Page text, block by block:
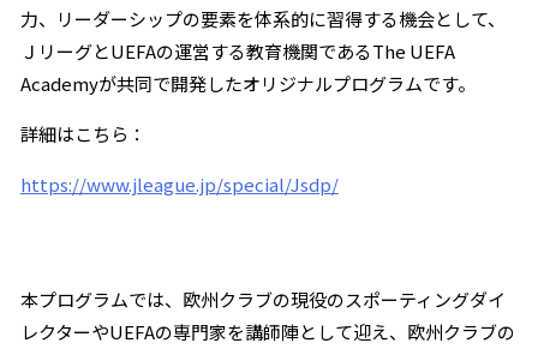
力、リーダーシップの要素を体系的に習得する機会として、
ＪリーグとUEFAの運営する教育機関であるThe UEFA
Academyが共同で開発したオリジナルプログラムです。
詳細はこちら：
https://www.jleague.jp/special/Jsdp/
本プログラムでは、欧州クラブの現役のスポーティングダイ
レクターやUEFAの専門家を講師陣として迎え、欧州クラブの